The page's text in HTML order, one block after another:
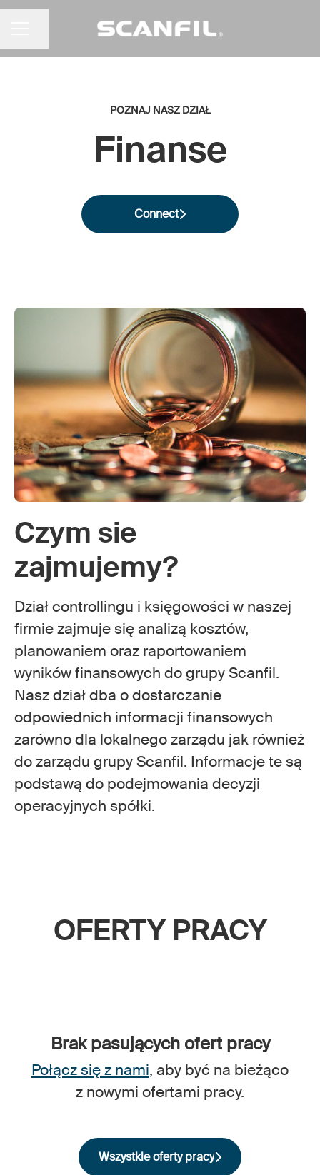
Udostępnij stronę
POZNAJ NASZ DZIAŁ
Finanse
Connect
Czym sie
zajmujemy?
Dział controllingu i księgowości w naszej
firmie zajmuje się analizą kosztów,
planowaniem oraz raportowaniem
wyników finansowych do grupy Scanfil.
Nasz dział dba o dostarczanie
odpowiednich informacji finansowych
zarówno dla lokalnego zarządu jak również
do zarządu grupy Scanfil. Informacje te są
podstawą do podejmowania decyzji
operacyjnych spółki.
OFERTY PRACY
Brak pasujących ofert pracy
Połącz się z nami, aby być na bieżąco
z nowymi ofertami pracy.
Wszystkie oferty pracy